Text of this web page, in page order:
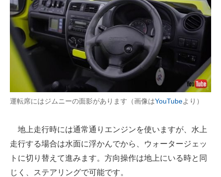
運転席にはジムニーの面影があります（画像はYouTubeより）
地上走行時には通常通りエンジンを使いますが、水上
走行する場合は水面に浮かんでから、ウォータージェッ
トに切り替えて進みます。方向操作は地上にいる時と同
じく、ステアリングで可能です。